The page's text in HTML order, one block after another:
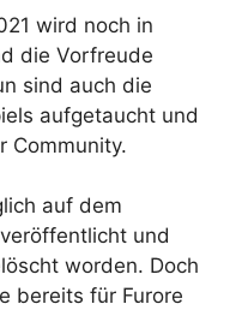
wird noch in
die Vorfreude
sind auch die
aufgetaucht und
Community.
auf dem
und
worden. Doch
bereits für Furore